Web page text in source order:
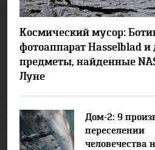
Космический мусор:
фотоаппарат Hasselblad и
предметы, найденные
Луне
Дом-2: 9
переселении
человечества